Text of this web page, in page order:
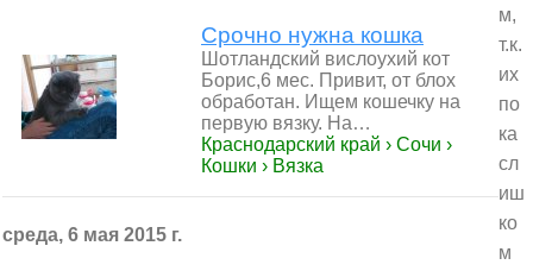
Срочно нужна кошка
Шотландский вислоухий кот
Борис,6 мес. Привит, от блох
обработан. Ищем кошечку на
первую вязку. На…
Краснодарский край › Сочи ›
Кошки › Вязка
среда, 6 мая 2015 г.
м,
т.к.
их
по
ка
сл
иш
ко
м